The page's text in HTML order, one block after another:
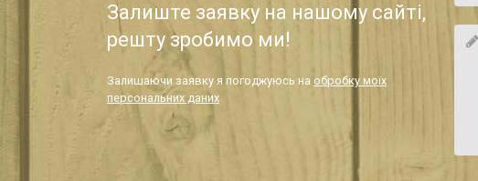
Залиште заявку на нашому сайті,
решту зробимо ми!
Залишаючи заявку я погоджуюсь на обробку моїх
персональних даних